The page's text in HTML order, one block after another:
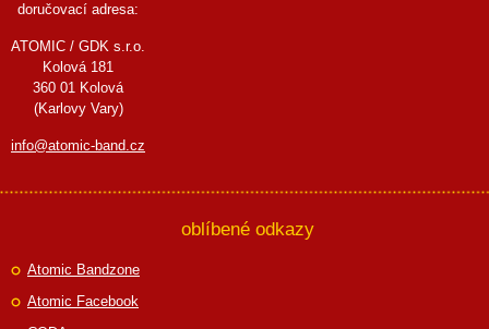
doručovací adresa:
ATOMIC / GDK s.r.o.
Kolová 181
360 01 Kolová
(Karlovy Vary)
info@atomic-band.cz
oblíbené odkazy
Atomic Bandzone
Atomic Facebook